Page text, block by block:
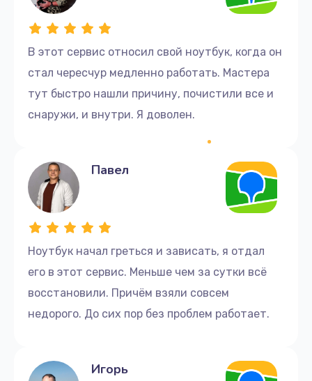
В этот сервис относил свой ноутбук, когда он
стал чересчур медленно работать. Мастера
тут быстро нашли причину, почистили все и
снаружи, и внутри. Я доволен.
Ноутбук начал греться и зависать, я отдал
его в этот сервис. Меньше чем за сутки всё
восстановили. Причём взяли совсем
недорого. До сих пор без проблем работает.
Павел
Игорь